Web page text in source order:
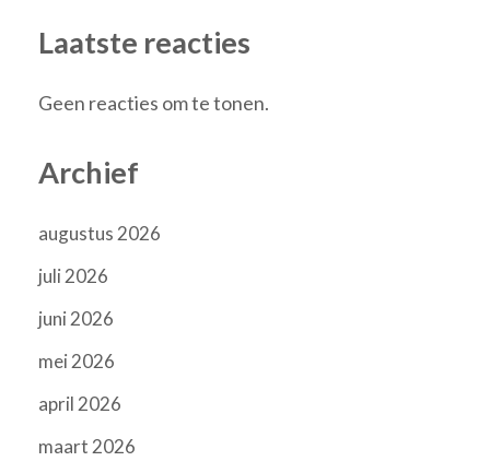
Laatste reacties
Geen reacties om te tonen.
Archief
augustus 2026
juli 2026
juni 2026
mei 2026
april 2026
maart 2026